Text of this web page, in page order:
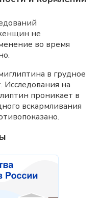
не
во время
в грудное
Исследования на
проникает в
вскармливания